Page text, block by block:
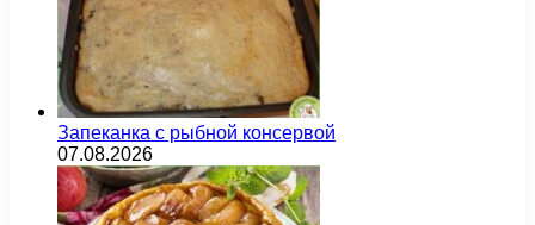
Запеканка с рыбной консервой
07.08.2026